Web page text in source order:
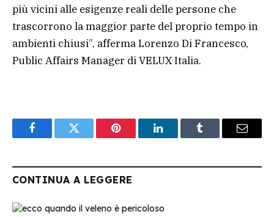
più vicini alle esigenze reali delle persone che
trascorrono la maggior parte del proprio tempo in
ambienti chiusi”, afferma Lorenzo Di Francesco,
Public Affairs Manager di VELUX Italia.
FacebookTwitter Pinterest LinkedInTumblr Email
CONTINUA A LEGGERE